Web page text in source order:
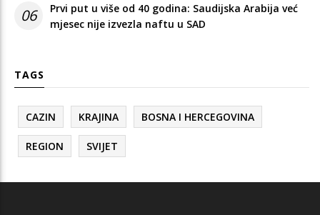
06
Prvi put u više od 40 godina: Saudijska Arabija već
mjesec nije izvezla naftu u SAD
TAGS
CAZIN KRAJINA BOSNA I HERCEGOVINA
REGION SVIJET